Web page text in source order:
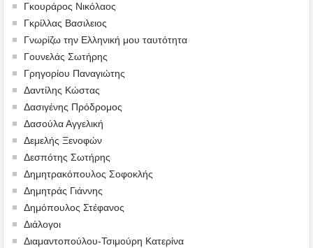
Γκουράρος Νικόλαος
Γκρίλλας Βασιλειος
Γνωρίζω την Ελληνική μου ταυτότητα
Γουνελάς Σωτήρης
Γρηγορίου Παναγιώτης
Δαντίλης Κώστας
Δασιγένης Πρόδρομος
Δασούλα Αγγελική
Δεμελής Ξενοφών
Δεσπότης Σωτήρης
Δημητρακόπουλος Σοφοκλής
Δημητράς Γιάννης
Δημόπουλος Στέφανος
Διάλογοι
Διαμαντοπούλου-Τσιμούρη Κατερίνα